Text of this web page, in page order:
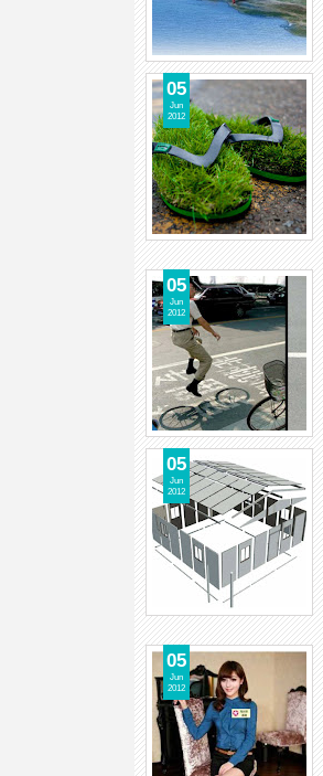
05
Jun
2012
05
Jun
2012
05
Jun
2012
05
Jun
2012